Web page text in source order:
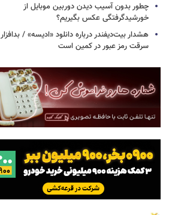
چطور بدون آسیب دیدن دوربین موبایل از
خورشیدگرفتگی عکس بگیریم؟
هشدار بیت‌دیفندر درباره دانلود «ادیسه» / بدافزار
سرقت رمز عبور در کمین است